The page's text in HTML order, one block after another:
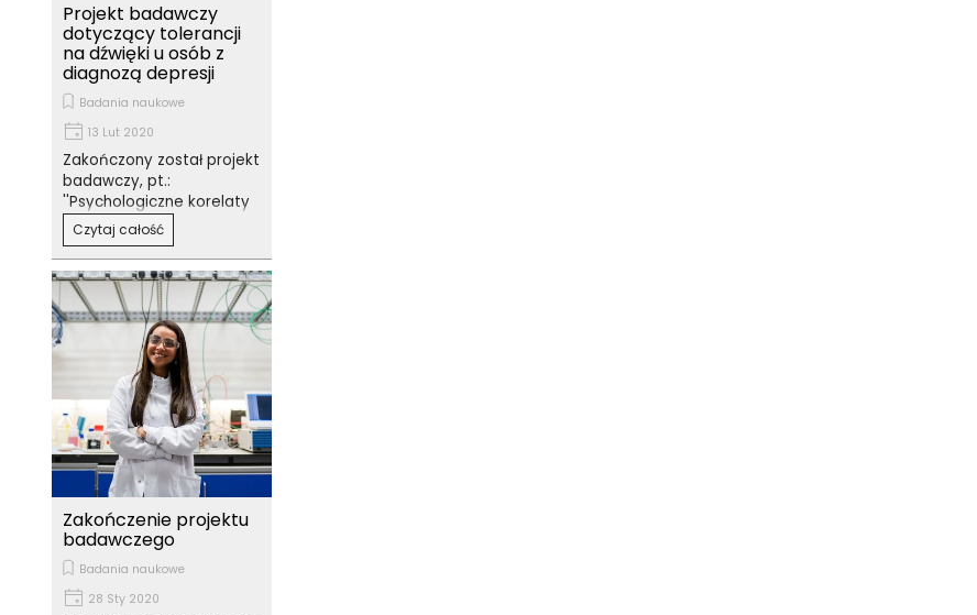
Projekt badawczy
dotyczący tolerancji
na dźwięki u osób z
diagnozą depresji
Badania naukowe
13 Lut 2020
Zakończony został projekt
badawczy, pt.:
''Psychologiczne korelaty
obniżonej tolerancji na
dźwięki u osób z diagnozą
depresji".
Czytaj całość
Zakończenie projektu
badawczego
Badania naukowe
28 Sty 2020